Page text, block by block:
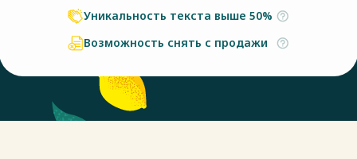
Уникальность текста выше 50%
Возможность снять с продажи